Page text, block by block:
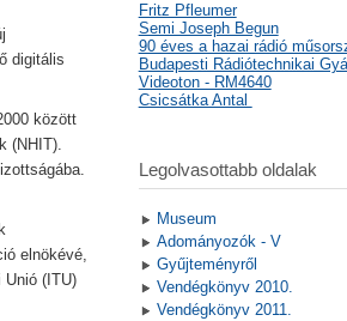
digitális
között
(NHIT).
elnökévé,
(ITU)
Fritz Pfleumer
Semi Joseph Begun
90 éves a hazai rádió
Budapesti Rádiótechnikai
Videoton - RM4640
Csicsátka Antal
Legolvasottabb oldalak
Museum
Adományozók - V
Gyűjteményről
Vendégkönyv 2010.
Vendégkönyv 2011.